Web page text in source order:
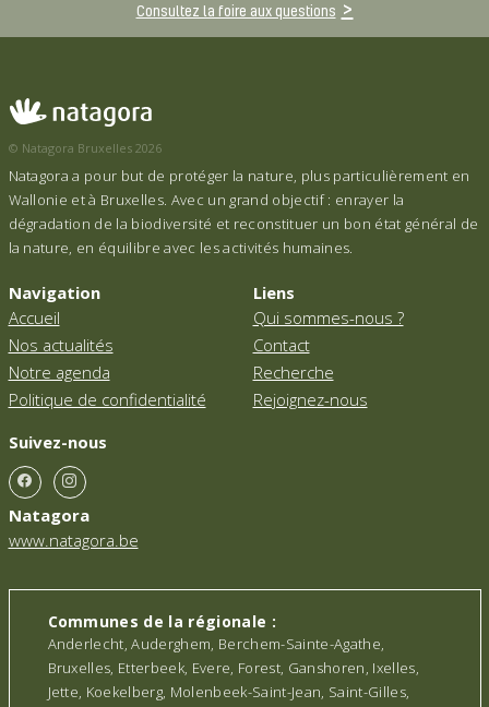
Consultez la foire aux questions
© Natagora Bruxelles 2026
Natagora a pour but de protéger la nature, plus particulièrement en
Wallonie et à Bruxelles. Avec un grand objectif : enrayer la
dégradation de la biodiversité et reconstituer un bon état général de
la nature, en équilibre avec les activités humaines.
Navigation
Accueil
Nos actualités
Notre agenda
Politique de confidentialité
Liens
Qui sommes-nous ?
Contact
Recherche
Rejoignez-nous
Suivez-nous
Natagora
www.natagora.be
Communes de la régionale :
Anderlecht, Auderghem, Berchem-Sainte-Agathe,
Bruxelles, Etterbeek, Evere, Forest, Ganshoren, Ixelles,
Jette, Koekelberg, Molenbeek-Saint-Jean, Saint-Gilles,